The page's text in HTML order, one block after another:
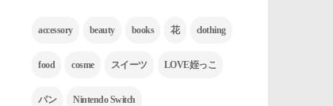
accessory beauty books 花 clothing
food cosme スイーツ LOVE姪っこ
パン Nintendo Switch